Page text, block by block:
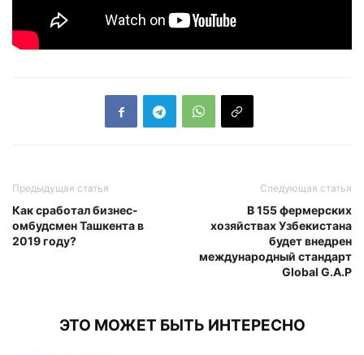
Предыдущая статья
Как сработал бизнес-
омбудсмен Ташкента в
2019 году?
Следующая статья
В 155 фермерских
хозяйствах Узбекистана
будет внедрен
международный стандарт
Global G.A.P
ЭТО МОЖЕТ БЫТЬ ИНТЕРЕСНО